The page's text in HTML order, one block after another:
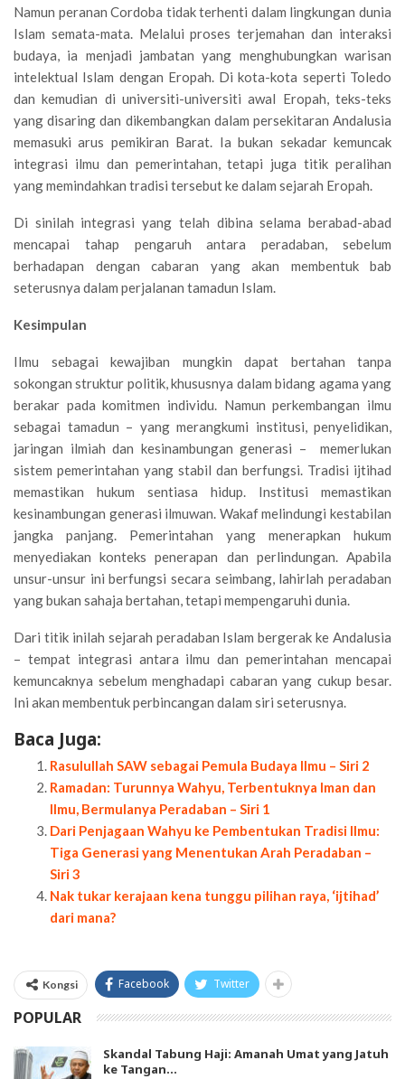
Namun peranan Cordoba tidak terhenti dalam lingkungan dunia
Islam semata-mata. Melalui proses terjemahan dan interaksi
budaya, ia menjadi jambatan yang menghubungkan warisan
intelektual Islam dengan Eropah. Di kota-kota seperti Toledo
dan kemudian di universiti-universiti awal Eropah, teks-teks
yang disaring dan dikembangkan dalam persekitaran Andalusia
memasuki arus pemikiran Barat. Ia bukan sekadar kemuncak
integrasi ilmu dan pemerintahan, tetapi juga titik peralihan
yang memindahkan tradisi tersebut ke dalam sejarah Eropah.
Di sinilah integrasi yang telah dibina selama berabad-abad
mencapai tahap pengaruh antara peradaban, sebelum
berhadapan dengan cabaran yang akan membentuk bab
seterusnya dalam perjalanan tamadun Islam.
Kesimpulan
Ilmu sebagai kewajiban mungkin dapat bertahan tanpa
sokongan struktur politik, khususnya dalam bidang agama yang
berakar pada komitmen individu. Namun perkembangan ilmu
sebagai tamadun – yang merangkumi institusi, penyelidikan,
jaringan ilmiah dan kesinambungan generasi – memerlukan
sistem pemerintahan yang stabil dan berfungsi. Tradisi ijtihad
memastikan hukum sentiasa hidup. Institusi memastikan
kesinambungan generasi ilmuwan. Wakaf melindungi kestabilan
jangka panjang. Pemerintahan yang menerapkan hukum
menyediakan konteks penerapan dan perlindungan. Apabila
unsur-unsur ini berfungsi secara seimbang, lahirlah peradaban
yang bukan sahaja bertahan, tetapi mempengaruhi dunia.
Dari titik inilah sejarah peradaban Islam bergerak ke Andalusia
– tempat integrasi antara ilmu dan pemerintahan mencapai
kemuncaknya sebelum menghadapi cabaran yang cukup besar.
Ini akan membentuk perbincangan dalam siri seterusnya.
Baca Juga:
Rasulullah SAW sebagai Pemula Budaya Ilmu – Siri 2
Ramadan: Turunnya Wahyu, Terbentuknya Iman dan
Ilmu, Bermulanya Peradaban – Siri 1
Dari Penjagaan Wahyu ke Pembentukan Tradisi Ilmu:
Tiga Generasi yang Menentukan Arah Peradaban –
Siri 3
Nak tukar kerajaan kena tunggu pilihan raya, ‘ijtihad’
dari mana?
Kongsi Facebook Twitter
POPULAR
Skandal Tabung Haji: Amanah Umat yang Jatuh
ke Tangan…